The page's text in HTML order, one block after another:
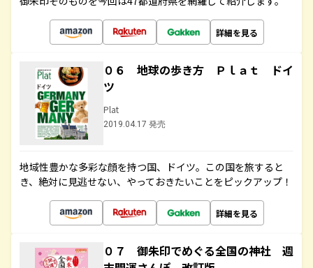
詳細を見る
０６ 地球の歩き方 Ｐｌａｔ ドイ
ツ
Plat
2019.04.17 発売
地域性豊かな多彩な顔を持つ国、ドイツ。この国を旅すると
き、絶対に見逃せない、やっておきたいことをピックアップ！
詳細を見る
０７ 御朱印でめぐる全国の神社 週